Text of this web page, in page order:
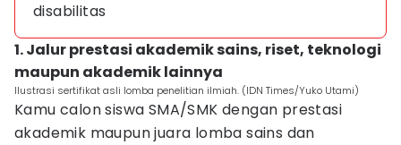
disabilitas
1. Jalur prestasi akademik sains, riset, teknologi
maupun akademik lainnya
Ilustrasi sertifikat asli lomba penelitian ilmiah. (IDN Times/Yuko Utami)
Kamu calon siswa SMA/SMK dengan prestasi
akademik maupun juara lomba sains dan